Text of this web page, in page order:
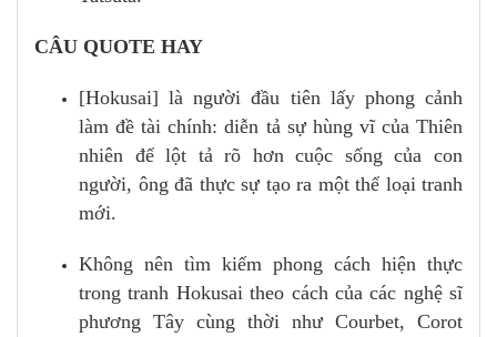
CÂU QUOTE HAY
[Hokusai] là người đầu tiên lấy phong cảnh
làm đề tài chính: diễn tả sự hùng vĩ của Thiên
nhiên để lột tả rõ hơn cuộc sống của con
người, ông đã thực sự tạo ra một thể loại tranh
mới.
Không nên tìm kiếm phong cách hiện thực
trong tranh Hokusai theo cách của các nghệ sĩ
phương Tây cùng thời như Courbet, Corot